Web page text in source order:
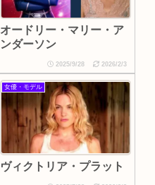
オードリー・マリー・ア
ンダーソン
2025/9/28 2026/2/3
女優・モデル
ヴィクトリア・プラット